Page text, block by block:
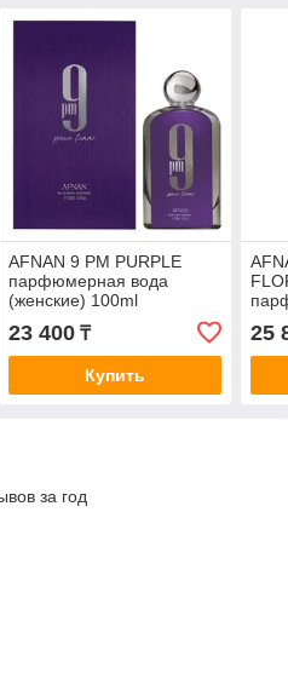
AFNAN 9 PM PURPLE
парфюмерная вода
(женские) 100ml
23 400₸
Купить
25
за год